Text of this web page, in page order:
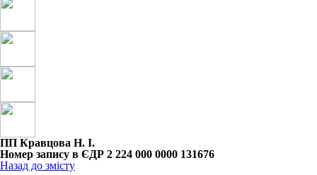
ПП Кравцова Н. І.
Номер запису в ЄДР 2 224 000 0000 131676
Назад до змісту